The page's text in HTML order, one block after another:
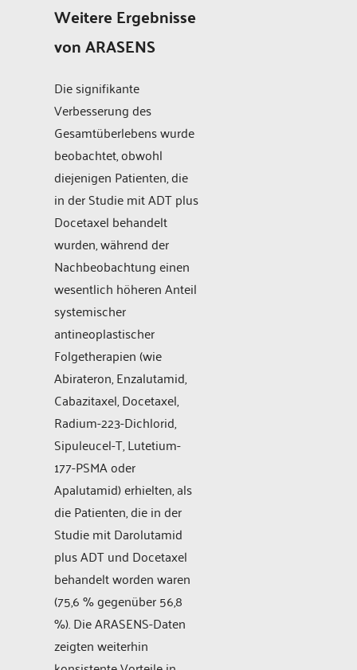
Weitere Ergebnisse
von ARASENS
Die signifikante
Verbesserung des
Gesamtüberlebens wurde
beobachtet, obwohl
diejenigen Patienten, die
in der Studie mit ADT plus
Docetaxel behandelt
wurden, während der
Nachbeobachtung einen
wesentlich höheren Anteil
systemischer
antineoplastischer
Folgetherapien (wie
Abirateron, Enzalutamid,
Cabazitaxel, Docetaxel,
Radium-223-Dichlorid,
Sipuleucel-T, Lutetium-
177-PSMA oder
Apalutamid) erhielten, als
die Patienten, die in der
Studie mit Darolutamid
plus ADT und Docetaxel
behandelt worden waren
(75,6 % gegenüber 56,8
%). Die ARASENS-Daten
zeigten weiterhin